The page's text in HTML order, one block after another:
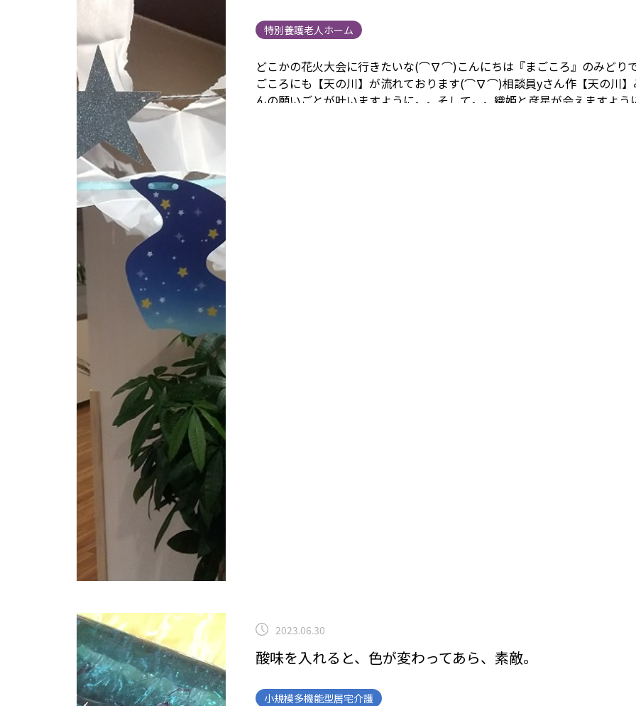
特別養護老人ホーム
どこかの花火大会に行きたいな(⌒∇⌒)こんにちは『まごころ』のみどりで
ごころにも【天の川】が流れております(⌒∇⌒)相談員yさん作【天の川】
んの願いごとが叶いますように。。そして。。 織姫と彦星が会えますよ
2023.06.30
酸味を入れると、色が変わってあら、素敵。
小規模多機能型居宅介護